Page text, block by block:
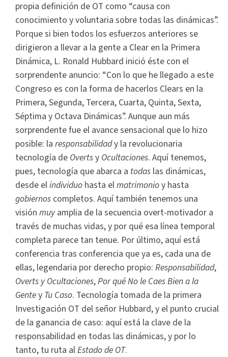
propia definición de OT como “causa con
conocimiento y voluntaria sobre todas las dinámicas”.
Porque si bien todos los esfuerzos anteriores se
dirigieron a llevar a la gente a Clear en la Primera
Dinámica, L. Ronald Hubbard inició éste con el
sorprendente anuncio: “Con lo que he llegado a este
Congreso es con la forma de hacerlos Clears en la
Primera, Segunda, Tercera, Cuarta, Quinta, Sexta,
Séptima y Octava Dinámicas”. Aunque aun más
sorprendente fue el avance sensacional que lo hizo
posible: la responsabilidady la revolucionaria
tecnología de Overtsy Ocultaciones. Aquí tenemos,
pues, tecnología que abarca a todas las dinámicas,
desde elindividuo hasta elmatrimonioy hasta
gobiernos completos. Aquí también tenemos una
visión muyamplia de la secuencia overt-motivador a
través de muchas vidas, y por qué esa línea temporal
completa parece tan tenue. Por último, aquí está
conferencia tras conferencia que ya es, cada una de
ellas, legendaria por derecho propio: Responsabilidad,
Overts y Ocultaciones,Por qué No le Caes Bien a la
Gentey Tu Caso. Tecnología tomada de la primera
Investigación OT del señor Hubbard, y el punto crucial
de la ganancia de caso: aquí está la clave de la
responsabilidad en todas las dinámicas, y por lo
tanto, tu ruta alEstado de OT.